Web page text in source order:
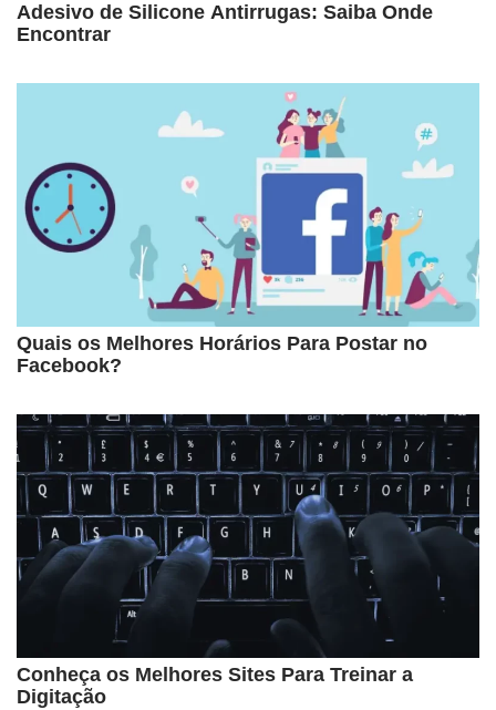
Adesivo de Silicone Antirrugas: Saiba Onde
Encontrar
Quais os Melhores Horários Para Postar no
Facebook?
Conheça os Melhores Sites Para Treinar a
Digitação